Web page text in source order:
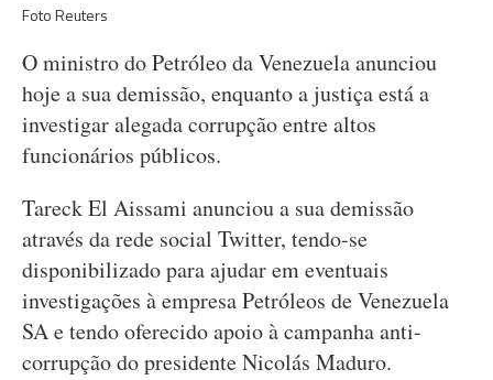
Foto Reuters
O ministro do Petróleo da Venezuela anunciou
hoje a sua demissão, enquanto a justiça está a
investigar alegada corrupção entre altos
funcionários públicos.
Tareck El Aissami anunciou a sua demissão
através da rede social Twitter, tendo-se
disponibilizado para ajudar em eventuais
investigações à empresa Petróleos de Venezuela
SA e tendo oferecido apoio à campanha anti-
corrupção do presidente Nicolás Maduro.